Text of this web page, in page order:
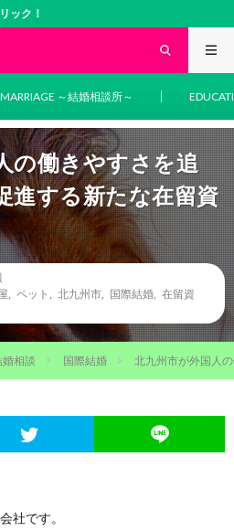
MARRIAGE ～結婚相談所～
の働きやすさを追
進する新たな在留資
ペット 北九州市 国際結婚
在留資
婚相談 国際結婚 北九州市が外国人
社です。